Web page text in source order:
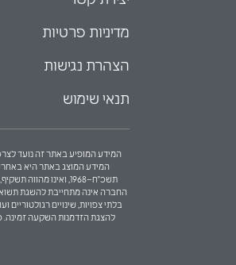
מדיניות פרטיות
הצהרת נגישות
תנאי שימוש
המידע המופיע באתר זה נועד
המידע המוצג באתר היא
תשכ"ח–1968,
החברה אינה מתחייבת להשגת תשואה
בלתי צפויות, שינויים
להצגת הזדמנות השקעה זמינה.